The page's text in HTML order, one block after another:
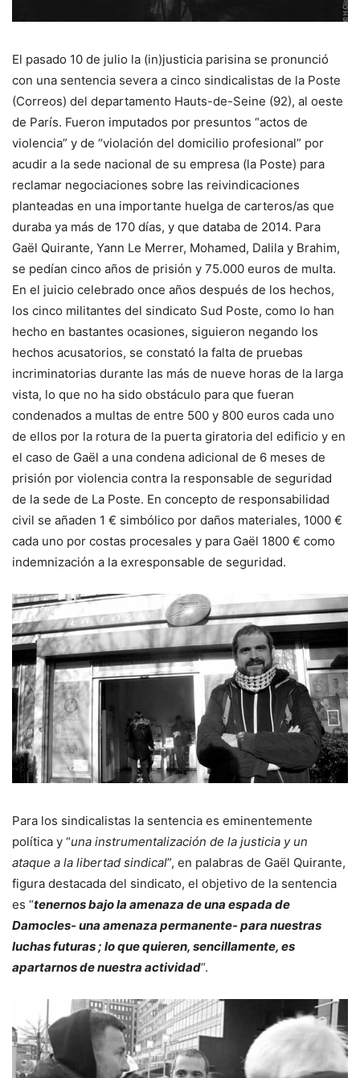
El pasado 10 de julio la (in)justicia parisina se pronunció
con una sentencia severa a cinco sindicalistas de la Poste
(Correos) del departamento Hauts-de-Seine (92), al oeste
de París. Fueron imputados por presuntos “actos de
violencia” y de “violación del domicilio profesional” por
acudir a la sede nacional de su empresa (la Poste) para
reclamar negociaciones sobre las reivindicaciones
planteadas en una importante huelga de carteros/as que
duraba ya más de 170 días, y que databa de 2014. Para
Gaël Quirante, Yann Le Merrer, Mohamed, Dalila y Brahim,
se pedían cinco años de prisión y 75.000 euros de multa.
En el juicio celebrado once años después de los hechos,
los cinco militantes del sindicato Sud Poste, como lo han
hecho en bastantes ocasiones, siguieron negando los
hechos acusatorios, se constató la falta de pruebas
incriminatorias durante las más de nueve horas de la larga
vista, lo que no ha sido obstáculo para que fueran
condenados a multas de entre 500 y 800 euros cada uno
de ellos por la rotura de la puerta giratoria del edificio y en
el caso de Gaël a una condena adicional de 6 meses de
prisión por violencia contra la responsable de seguridad
de la sede de La Poste. En concepto de responsabilidad
civil se añaden 1 € simbólico por daños materiales, 1000 €
cada uno por costas procesales y para Gaël 1800 € como
indemnización a la exresponsable de seguridad.
Para los sindicalistas la sentencia es eminentemente
política y “una instrumentalización de la justicia y un
ataque a la libertad sindical”, en palabras de Gaël Quirante,
figura destacada del sindicato, el objetivo de la sentencia
es “tenernos bajo la amenaza de una espada de
Damocles- una amenaza permanente- para nuestras
luchas futuras ; lo que quieren, sencillamente, es
apartarnos de nuestra actividad“.